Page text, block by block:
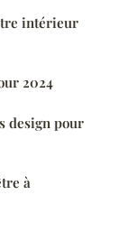
intérieur
2024
design pour
à